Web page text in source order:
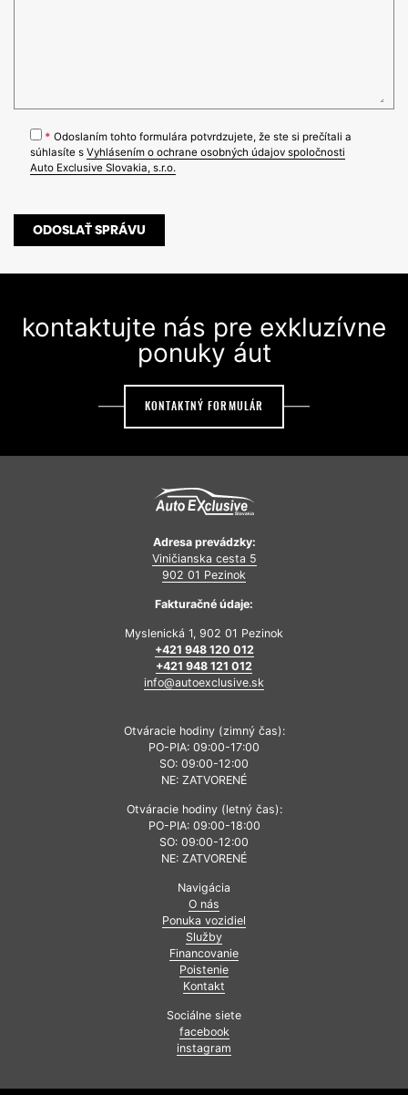
* Odoslaním tohto formulára potvrdzujete, že ste si prečítali a
súhlasíte s Vyhlásením o ochrane osobných údajov spoločnosti
Auto Exclusive Slovakia, s.r.o.
ODOSLAŤ SPRÁVU
kontaktujte nás pre exkluzívne
ponuky áut
KONTAKTNÝ FORMULÁR
Adresa prevádzky:
Viničianska cesta 5
902 01 Pezinok
Fakturačné údaje:
Myslenická 1, 902 01 Pezinok
+421 948 120 012
+421 948 121 012
info@autoexclusive.sk
Otváracie hodiny (zimný čas):
PO-PIA: 09:00-17:00
SO: 09:00-12:00
NE: ZATVORENÉ
Otváracie hodiny (letný čas):
PO-PIA: 09:00-18:00
SO: 09:00-12:00
NE: ZATVORENÉ
Navigácia
O nás
Ponuka vozidiel
Služby
Financovanie
Poistenie
Kontakt
Sociálne siete
facebook
instagram